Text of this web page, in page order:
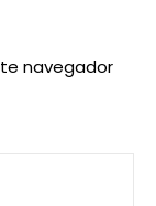
navegador